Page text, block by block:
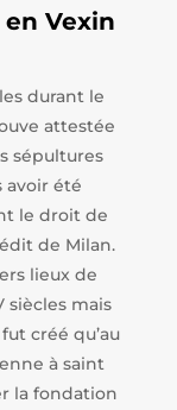
Vexin
durant le
attestée
sépultures
avoir été
le droit de
de Milan.
lieux de
siècles mais
créé qu’au
à saint
la fondation